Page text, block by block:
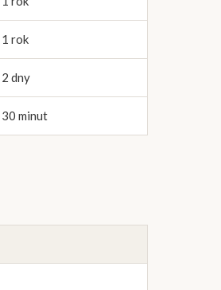
1 rok
2 dny
30 minut